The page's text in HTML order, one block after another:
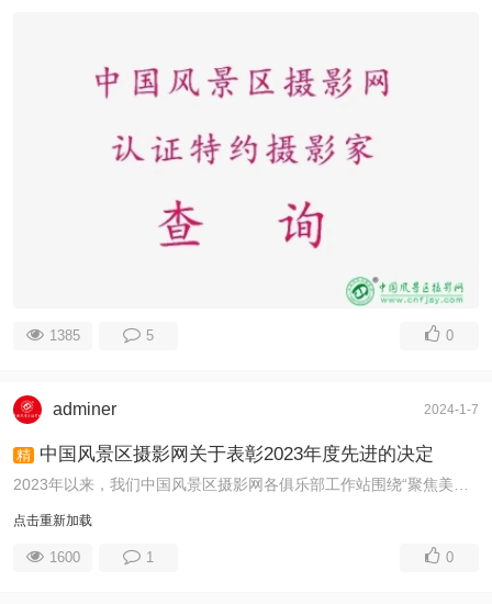
1385 5 0
adminer 2024-1-7
精 中国风景区摄影网关于表彰2023年度先进的决定
点击重新加载
1600 1 0